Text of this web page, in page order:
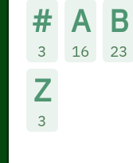
#
3
A
16
B
23
Z
3